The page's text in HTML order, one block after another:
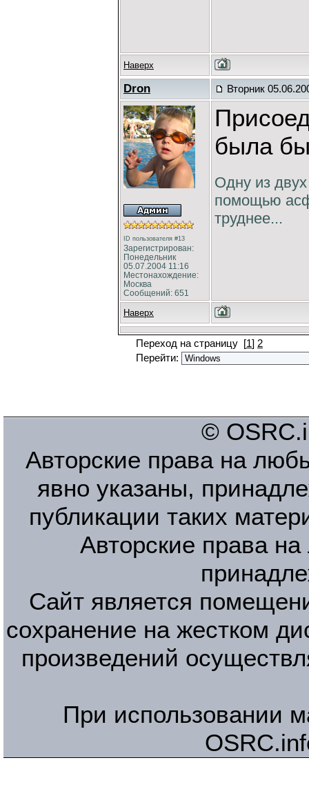
Наверх
Dron Вторник
ID пользователя #13
Зарегистрирован:
Понедельник
05.07.2004 11:16
Местонахождение:
Москва
Сообщений: 651
была
Одну из
помощью
труднее...
Наверх
Переход на страницу [1] 2
Перейти:
©
Авторские права на
явно указаны,
публикации таких
Авторские права
Сайт является
сохранение на жестком
произведений
При использовании